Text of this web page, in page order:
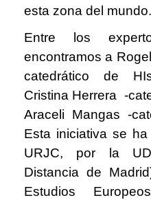
esta zona del mundo.
Entre los
encontramos a
catedrático de
Cristina Herrera -
Araceli Mangas -
Esta iniciativa se
URJC, por la
Distancia de
Estudios